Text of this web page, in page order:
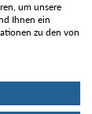
um unsere
Ihnen ein
zu den von